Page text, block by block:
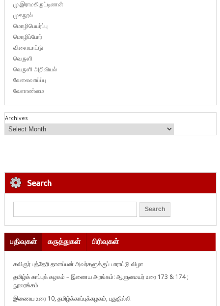
மு.இராமகிருட்டிணன்
முகநூல்
மொழிபெயர்ப்பு
மொழிப்போர்
விளையாட்டு
வெருளி
வெருளி அறிவியல்
வேலைவாய்ப்பு
வேளாண்மை
Archives
Search
பதிவுகள் கருத்துகள் பிரிவுகள்
கவிஞர் புத்தேரி தானப்பன் அவர்களுக்குப் பாராட்டு விழா
தமிழ்க் காப்புக் கழகம் – இணைய அரங்கம்: ஆளுமையர் உரை 173 & 174 ;
நூலரங்கம்
இணைய உரை 10, தமிழ்க்காப்புக்கழகம், புதுதில்லி